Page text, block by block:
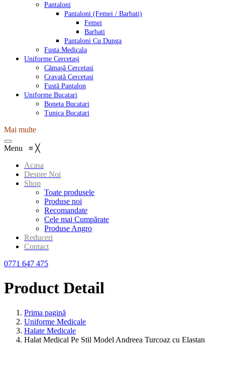
Pantaloni
Pantaloni (Femei / Barbati)
Femei
Barbati
Pantaloni Cu Dunga
Fusta Medicala
Uniforme Cercetași
Cămașă Cercetasi
Cravată Cercetasi
Fustă Pantalon
Uniforme Bucatari
Boneta Bucatari
Tunica Bucatari
Mai multe
Menu ≡ ╳
Acasa
Despre Noi
Shop
Toate produsele
Produse noi
Recomandate
Cele mai Cumpărate
Produse Angro
Reduceri
Contact
0771 647 475
Product Detail
Prima pagină
Uniforme Medicale
Halate Medicale
Halat Medical Pe Stil Model Andreea Turcoaz cu Elastan